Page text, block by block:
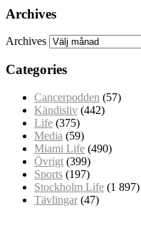
Archives
Archives
Categories
Cancerpodden (57)
Kändisliv (442)
Life (375)
Media (59)
Miami Life (490)
Övrigt (399)
Sports (197)
Stockholm Life (1 897)
Tävlingar (47)